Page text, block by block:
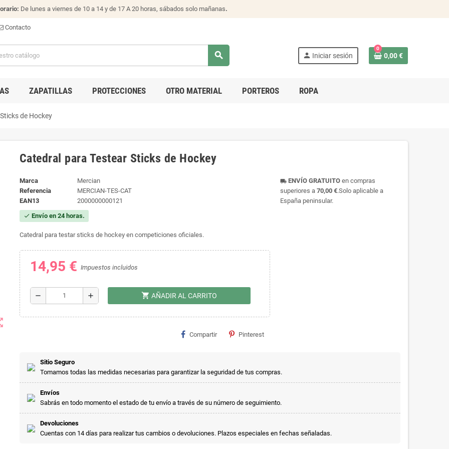
De lunes a viernes de 10 a 14 y de 17 A 20 horas, sábados solo mañanas.
Contacto
search person Iniciar sesión
0
0,00 €
ZAPATILLAS PROTECCIONES OTRO MATERIAL PORTEROS ROPA
de Hockey
Catedral para Testear Sticks de Hockey
Marca
Mercian
Referencia
MERCIAN-TES-CAT
EAN13
2000000000121
check Envío en 24 horas.
Catedral para testar sticks de hockey en competiciones oficiales.
14,95 € Impuestos incluidos
remove add shopping_cart AÑADIR AL CARRITO
Compartir Pinterest
local_shipping ENVÍO GRATUITOen compras
superiores a 70,00 €.Solo aplicable a
España peninsular.
Sitio Seguro
Tomamos todas las medidas necesarias para garantizar la seguridad de tus compras.
Envíos
Sabrás en todo momento el estado de tu envío a través de su número de seguimiento.
Devoluciones
Cuentas con 14 días para realizar tus cambios o devoluciones. Plazos especiales en fechas señaladas.